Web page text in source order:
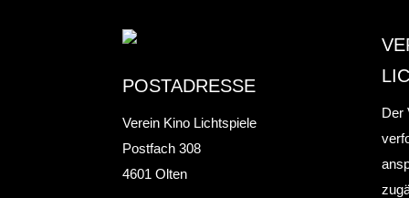
POSTADRESSE
Verein Kino Lichtspiele
Postfach 308
4601 Olten
Der